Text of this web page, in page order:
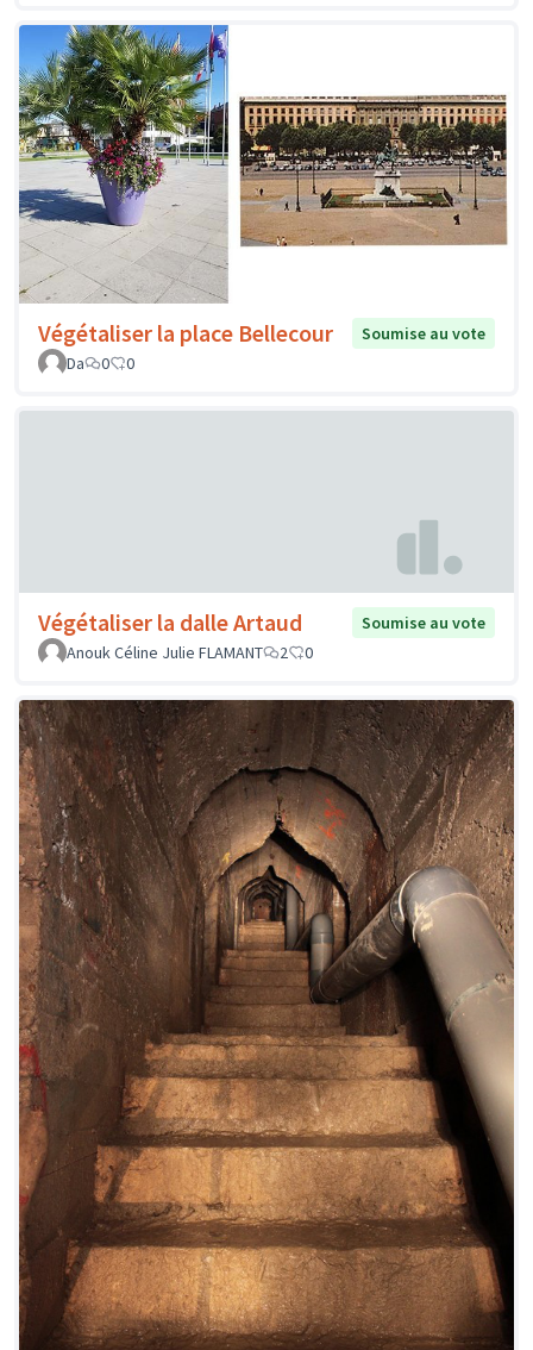
Végétaliser la place Bellecour
Soumise au vote
Da
0 0
Végétaliser la dalle Artaud
Soumise au vote
Anouk Céline Julie FLAMANT
2 0